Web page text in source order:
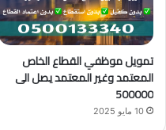
تمويل موظفي القطاع الخاص
المعتمد وغير المعتمد يصل الى
500000
10 مايو 2025